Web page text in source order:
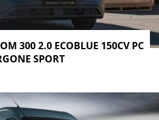
300 2.0 ECOBLUE 150CV PC
SPORT